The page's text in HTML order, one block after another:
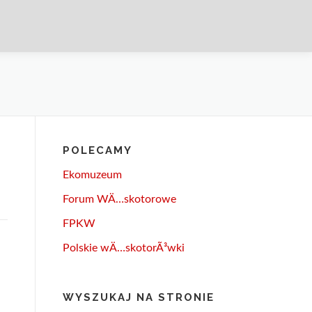
POLECAMY
Ekomuzeum
Forum WÄ…skotorowe
FPKW
Polskie wÄ…skotorÃ³wki
WYSZUKAJ NA STRONIE